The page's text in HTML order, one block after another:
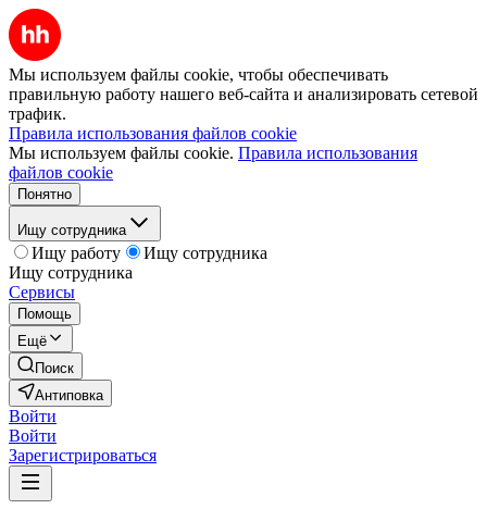
Мы используем файлы cookie, чтобы обеспечивать
правильную работу нашего веб-сайта и анализировать сетевой
трафик.
Правила использования файлов cookie
Мы используем файлы cookie. Правила использования
файлов cookie
Понятно
Ищу сотрудника
Ищу работу
Ищу сотрудника
Ищу сотрудника
Сервисы
Помощь
Ещё
Поиск
Антиповка
Войти
Войти
Зарегистрироваться